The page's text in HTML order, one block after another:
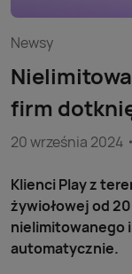
Newsy
firm
20 września 2024
Klienci Play z
żywiołowej od
nielimitowanego
automatycznie.